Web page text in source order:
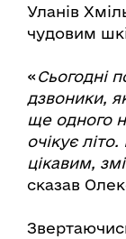
Уланів
чудовим
« Сьогодні
дзвоники,
ще одного
очікує
цікавим,
сказав